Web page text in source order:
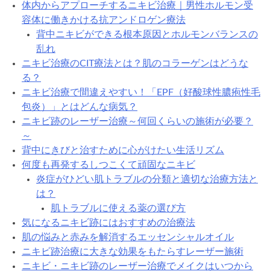
体内からアプローチするニキビ治療｜男性ホルモン受
容体に働きかける抗アンドロゲン療法
背中ニキビができる根本原因とホルモンバランスの
乱れ
ニキビ治療のCIT療法とは？肌のコラーゲンはどうな
る？
ニキビ治療で間違えやすい！「EPF（好酸球性膿疱性毛
包炎）」とはどんな病気？
ニキビ跡のレーザー治療～何回くらいの施術が必要？
～
背中にきびと治すために心がけたい生活リズム
何度も再発するしつこくて頑固なニキビ
炎症がひどい肌トラブルの分類と適切な治療方法と
は？
肌トラブルに使える薬の選び方
気になるニキビ跡にはおすすめの治療法
肌の悩みと赤みを解消するエッセンシャルオイル
ニキビ跡治療に大きな効果をもたらすレーザー施術
ニキビ・ニキビ跡のレーザー治療でメイクはいつから